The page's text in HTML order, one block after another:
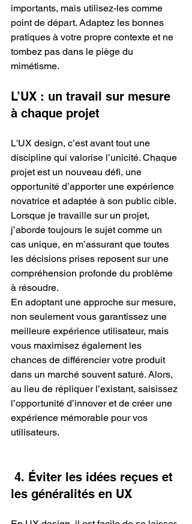
importants, mais utilisez-les comme
point de départ. Adaptez les bonnes
pratiques à votre propre contexte et ne
tombez pas dans le piège du
mimétisme.
L’UX : un travail sur mesure
à chaque projet
L'UX design, c’est avant tout une
discipline qui valorise l’unicité. Chaque
projet est un nouveau défi, une
opportunité d’apporter une expérience
novatrice et adaptée à son public cible.
Lorsque je travaille sur un projet,
j’aborde toujours le sujet comme un
cas unique, en m’assurant que toutes
les décisions prises reposent sur une
compréhension profonde du problème
à résoudre.
En adoptant une approche sur mesure,
non seulement vous garantissez une
meilleure expérience utilisateur, mais
vous maximisez également les
chances de différencier votre produit
dans un marché souvent saturé. Alors,
au lieu de répliquer l’existant, saisissez
l’opportunité d’innover et de créer une
expérience mémorable pour vos
utilisateurs.
4. Éviter les idées reçues et
les généralités en UX